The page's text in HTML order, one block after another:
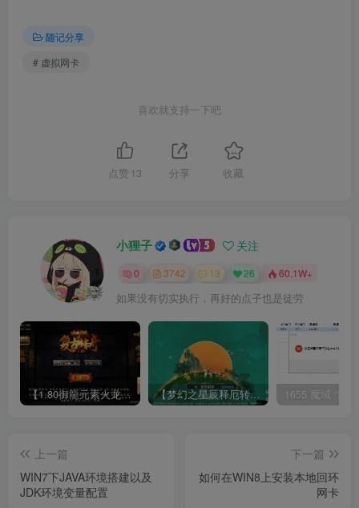
随记分享
# 虚拟网卡
喜欢就支持一下吧
点赞 13 分享 收藏
小狸子 关注
0 3742 13 26 60.1W+
如果没有切实执行，再好的点子也是徒劳
【1.80御龍元素火龙[摸摸登陆器]】战神引擎WIN服务端+GM工具+充值后台+双端+架设教程 【梦幻之星辰释厄转尊享挂机版】MT3换皮梦幻西游Linux服务端+GM后台+双端+源码+架设教程
上一篇
WIN7下JAVA环境搭建以及
JDK环境变量配置
下一篇
如何在WIN8上安装本地回环
网卡